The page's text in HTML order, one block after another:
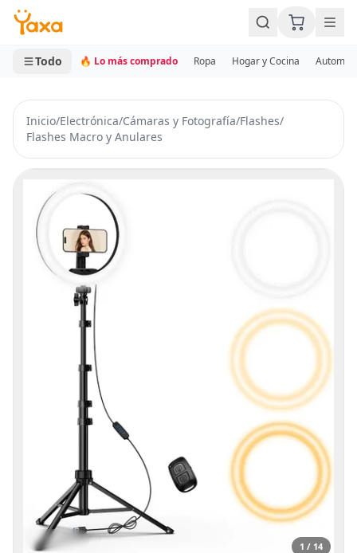
MINI CARRITO
0 productos
Todo 🔥 Lo más comprado Ropa Hogar y Cocina
Inicio/Electrónica/Cámaras y Fotografía/Flashes/
Flashes Macro y Anulares
1 / 14